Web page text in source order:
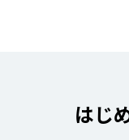
はじ